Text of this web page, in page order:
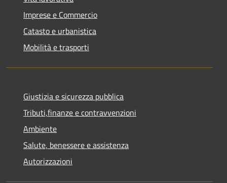
Imprese e Commercio
Catasto e urbanistica
Mobilità e trasporti
Giustizia e sicurezza pubblica
Tributi,finanze e contravvenzioni
Ambiente
Salute, benessere e assistenza
Autorizzazioni